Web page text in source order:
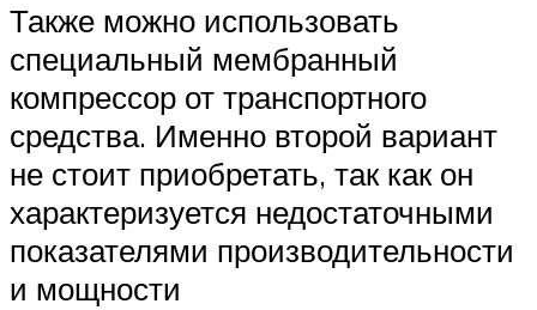
Также можно использовать
специальный мембранный
компрессор от транспортного
средства. Именно второй вариант
не стоит приобретать, так как он
характеризуется недостаточными
показателями производительности
и мощности